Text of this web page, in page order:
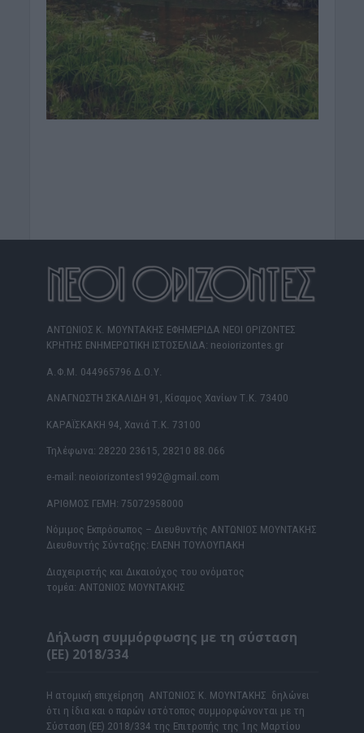
ΑΝΤΩΝΙΟΣ Κ. ΜΟΥΝΤΑΚΗΣ ΕΦΗΜΕΡΙΔΑ ΝΕΟΙ ΟΡΙΖΟΝΤΕΣ
ΚΡΗΤΗΣ ΕΝΗΜΕΡΩΤΙΚΗ ΙΣΤΟΣΕΛΙΔΑ: neoiorizontes.gr
Α.Φ.Μ. 044965796 Δ.Ο.Υ.
ΑΝΑΓΝΩΣΤΗ ΣΚΑΛΙΔΗ 91, Κίσαμος Χανίων Τ.Κ. 73400
ΚΑΡΑΪΣΚΑΚΗ 94, Χανιά Τ.Κ. 73100
Τηλέφωνα: 28220 23615, 28210 88.066
e-mail: neoiorizontes1992@gmail.com
ΑΡΙΘΜΟΣ ΓΕΜΗ: 75072958000
Νόμιμος Εκπρόσωπος – Διευθυντής ΑΝΤΩΝΙΟΣ ΜΟΥΝΤΑΚΗΣ
Διευθυντής Σύνταξης: ΕΛΕΝΗ ΤΟΥΛΟΥΠΑΚΗ
Διαχειριστής και Δικαιούχος του ονόματος
τομέα: ΑΝΤΩΝΙΟΣ ΜΟΥΝΤΑΚΗΣ
Δήλωση συμμόρφωσης με τη σύσταση
(ΕΕ) 2018/334
Η ατομική επιχείρηση ΑΝΤΩΝΙΟΣ Κ. ΜΟΥΝΤΑΚΗΣ δηλώνει
ότι η ίδια και ο παρών ιστότοπος συμμορφώνονται με τη
Σύσταση (ΕΕ) 2018/334 της Επιτροπής της 1ης Μαρτίου